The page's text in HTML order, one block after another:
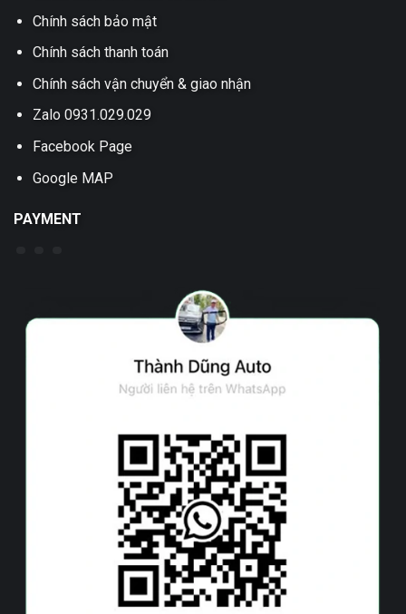
Chính sách bảo mật
Chính sách thanh toán
Chính sách vận chuyển & giao nhận
Zalo 0931.029.029
Facebook Page
Google MAP
PAYMENT